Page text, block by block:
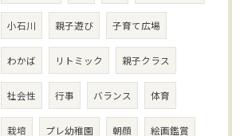
小石川 親子遊び 子育て広場
わかば リトミック 親子クラス
社会性 行事 バランス 体育
栽培 プレ幼稚園 朝顔 絵画鑑賞